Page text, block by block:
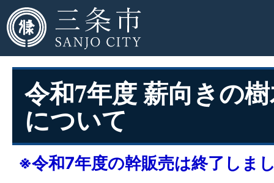
令和7年度 薪向きの
について
※令和7年度の幹販売は終了しま